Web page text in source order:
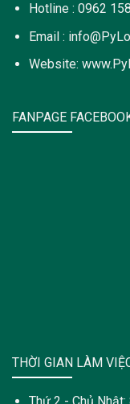
Hotline : 0962
Email :
Website:
FANPAGE
THỜI GIAN LÀM